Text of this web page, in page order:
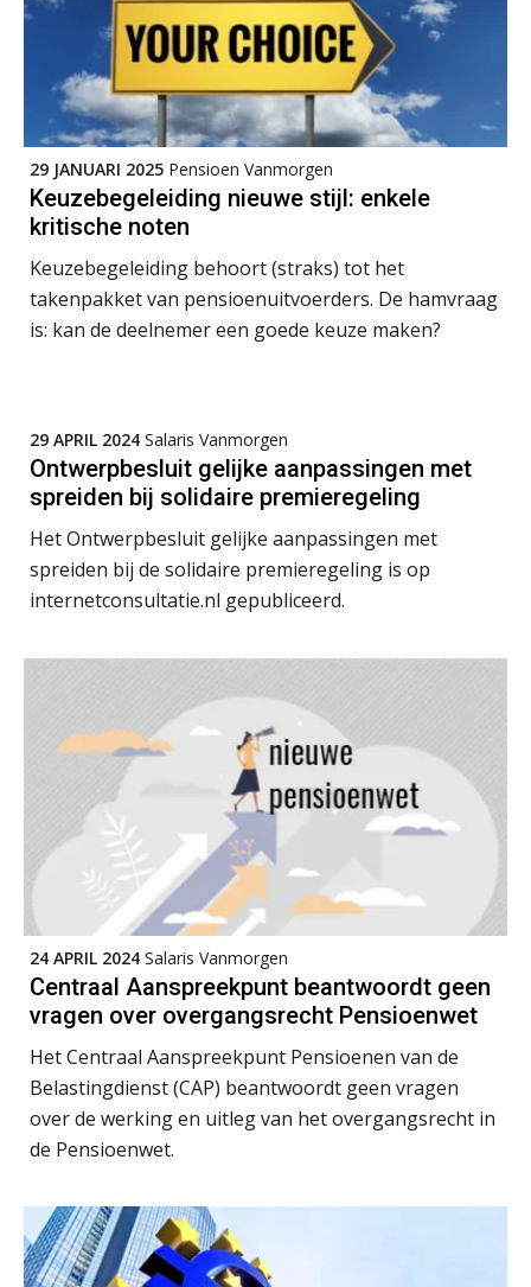
29 JANUARI 2025 Pensioen Vanmorgen
Keuzebegeleiding nieuwe stijl: enkele
kritische noten
Keuzebegeleiding behoort (straks) tot het
takenpakket van pensioenuitvoerders. De hamvraag
is: kan de deelnemer een goede keuze maken?
29 APRIL 2024 Salaris Vanmorgen
Ontwerpbesluit gelijke aanpassingen met
spreiden bij solidaire premieregeling
Het Ontwerpbesluit gelijke aanpassingen met
spreiden bij de solidaire premieregeling is op
internetconsultatie.nl gepubliceerd.
24 APRIL 2024 Salaris Vanmorgen
Centraal Aanspreekpunt beantwoordt geen
vragen over overgangsrecht Pensioenwet
Het Centraal Aanspreekpunt Pensioenen van de
Belastingdienst (CAP) beantwoordt geen vragen
over de werking en uitleg van het overgangsrecht in
de Pensioenwet.
AUG
25
AUG
Summercourse Internationaal/grensoverschrijdend werken
MOCuitgevers
AUG
Opfriscursus PDL (NIRPA PE)
Markus Verbeek Praehep
26
Summercourse Impact en invloed van AI op de salarisverwerking (basis)
27
AUG
MOCuitgevers
28
AUG
MOCuitgevers
Opfriscursus VPS (NIRPA PE)
AUG
Markus Verbeek Praehep
01
SEP
Cursus Van salarisadministrateur naar beloningsadviseur (basis)
MOCuitgevers
SEP
Online cursus Wwft voor salarisadministrateurs (inclusief praktijkmodellen)
MOCuitgevers
07
SEP
Online cursus Bedingen in de arbeidsovereenkomst
MOCuitgevers
08
SEP
Online Excel training voor de salarisadministrateur (verdieping)
MOCuitgevers
SEP
MOCuitgevers